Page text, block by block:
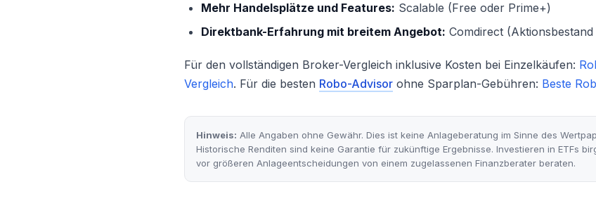
Mehr Handelsplätze und Features: Scalable (Free oder Prime+)
Direktbank-Erfahrung mit breitem Angebot: Comdirect
Für den vollständigen Broker-Vergleich inklusive Kosten bei Einzelkäufen:
Vergleich. Für die besten Robo-Advisor ohne Sparplan-Gebühren: Beste
Hinweis: Alle Angaben ohne Gewähr. Dies ist keine Anlageberatung im Sinne des
Historische Renditen sind keine Garantie für zukünftige Ergebnisse. Investieren in ETFs
vor größeren Anlageentscheidungen von einem zugelassenen Finanzberater beraten.